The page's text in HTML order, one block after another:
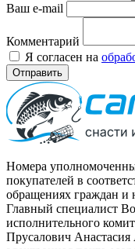
Ваш e-mail
Комментарий
Я согласен на
Отправить
Номера
покупателей в
обращениях граждан и
Главный специалист
исполнительного
Прусалович Анастасия